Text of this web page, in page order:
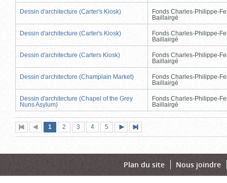
Dessin d'architecture (Carter's Kiosk)
Fonds Charles-Philippe-
Baillairgé
Dessin d'architecture (Carter's Kiosk)
Fonds Charles-Philippe-
Baillairgé
Dessin d'architecture (Carters Kiosk)
Fonds Charles-Philippe-
Baillairgé
Dessin d'architecture (Champlain Market)
Fonds Charles-Philippe-
Baillairgé
Dessin d'architecture (Chapel of the Grey
Nuns Asylum)
Fonds Charles-Philippe-
Baillairgé
Première
page
Page
précédente
Page
1 (page
actuelle)
Page
2 Page
3 Page
4 Page
5
suivante
page
Plan du site Nous joindre